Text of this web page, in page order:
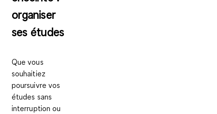
organiser
ses études
Que vous
souhaitiez
poursuivre vos
études sans
interruption ou